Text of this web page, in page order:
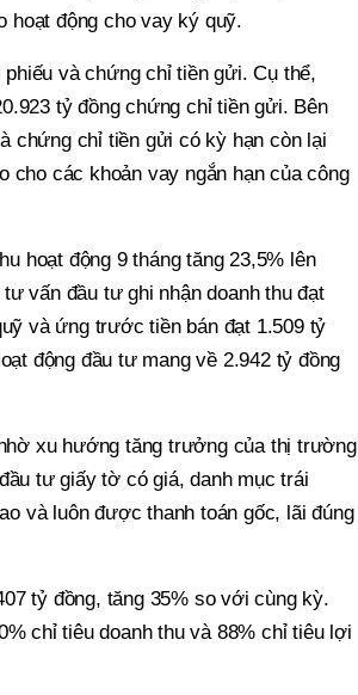
hoạt động cho vay ký quỹ.
và chứng chỉ tiền gửi. Cụ thể,
tỷ đồng chứng chỉ tiền gửi. Bên
chứng chỉ tiền gửi có kỳ hạn còn lại
cho các khoản vay ngắn hạn của công
hoạt động 9 tháng tăng 23,5% lên
vấn đầu tư ghi nhận doanh thu đạt
và ứng trước tiền bán đạt 1.509 tỷ
động đầu tư mang về 2.942 tỷ đồng
xu hướng tăng trưởng của thị trường
tư giấy tờ có giá, danh mục trái
và luôn được thanh toán gốc, lãi đúng
tỷ đồng, tăng 35% so với cùng kỳ.
chỉ tiêu doanh thu và 88% chỉ tiêu lợi